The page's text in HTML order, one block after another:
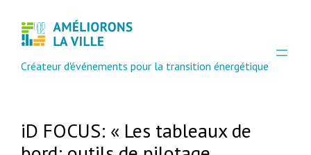
Créateur d'événements pour la transition énergétique
iD FOCUS: « Les tableaux de